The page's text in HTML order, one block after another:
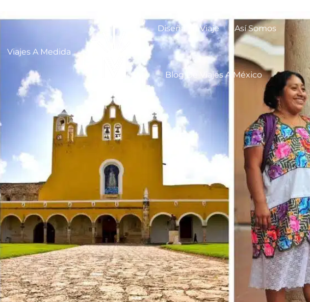
Viajes A Medida
Diseña Tu Viaje Así Somos
Blog De Viajes A México